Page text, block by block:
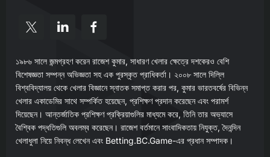
১৯৮৬ সালে জন্মগ্রহণ করেন রাজেশ কুমার, সাধারণ খেলার ক্ষেত্রে দশকেরও বেশি
বিশেষজ্ঞতা সম্পন্ন অভিজ্ঞতা সহ এক পুরস্কৃত প্রাধিকর্তা। ২০০৮ সালে দিল্লি
বিশ্ববিদ্যালয় থেকে খেলার বিজ্ঞানে স্নাতক সমাপ্ত করার পর, কুমার ভারতবর্ষের বিভিন্ন
খেলার একাডেমির সাথে সম্পর্কিত হয়েছেন, প্রশিক্ষণ প্রদান করেছেন এবং পরামর্শ
দিয়েছেন। আন্তর্জাতিক প্রশিক্ষণ প্রক্রিয়াগুলির মাধ্যমে করে, তিনি তার অভ্যাসে
বৈশ্বিক পদ্ধতিগুলি অবলম্ব করেছেন। রাজেশ বর্তমানে সাংবাদিকতায় নিযুক্ত, দৈনন্দিন
খেলাধুলা নিয়ে নিবন্ধ লেখেন এবং Betting.BC.Game-এর প্রধান সম্পাদক।